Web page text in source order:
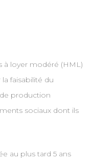
à loyer modéré (HML)
faisabilité du
production
sociaux dont ils
au plus tard 5 ans